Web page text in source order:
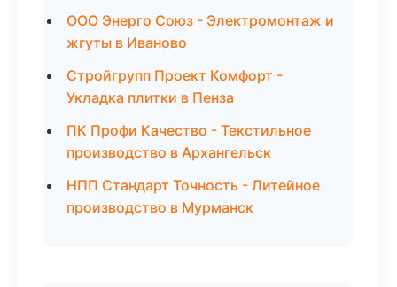
ООО Энерго Союз - Электромонтаж и
жгуты в Иваново
Стройгрупп Проект Комфорт -
Укладка плитки в Пенза
ПК Профи Качество - Текстильное
производство в Архангельск
НПП Стандарт Точность - Литейное
производство в Мурманск